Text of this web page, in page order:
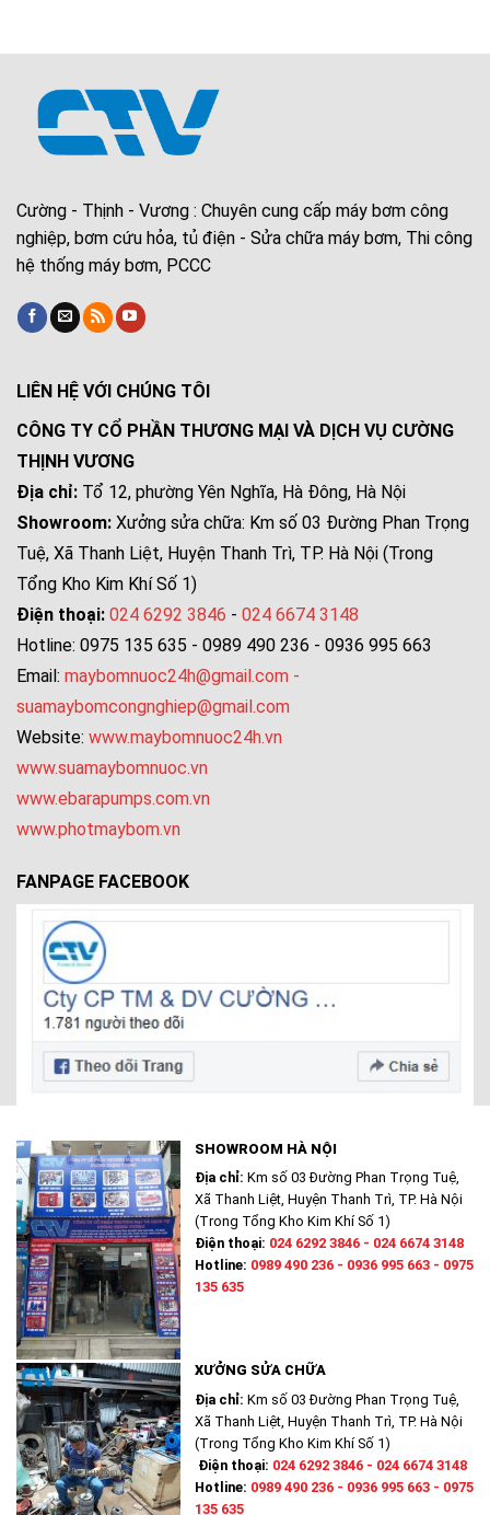
Cường - Thịnh - Vương : Chuyên cung cấp máy bơm công
nghiệp, bơm cứu hỏa, tủ điện - Sửa chữa máy bơm, Thi công
hệ thống máy bơm, PCCC
LIÊN HỆ VỚI CHÚNG TÔI
CÔNG TY CỔ PHẦN THƯƠNG MẠI VÀ DỊCH VỤ CƯỜNG
THỊNH VƯƠNG
Địa chỉ: Tổ 12, phường Yên Nghĩa, Hà Đông, Hà Nội
Showroom: Xưởng sửa chữa: Km số 03 Đường Phan Trọng
Tuệ, Xã Thanh Liệt, Huyện Thanh Trì, TP. Hà Nội (Trong
Tổng Kho Kim Khí Số 1)
Điện thoại: 024 6292 3846 - 024 6674 3148
Hotline: 0975 135 635 - 0989 490 236 - 0936 995 663
Email: maybomnuoc24h@gmail.com -
suamaybomcongnghiep@gmail.com
Website: www.maybomnuoc24h.vn
www.suamaybomnuoc.vn
www.ebarapumps.com.vn
www.photmaybom.vn
FANPAGE FACEBOOK
SHOWROOM HÀ NỘI
Địa chỉ: Km số 03 Đường Phan Trọng Tuệ,
Xã Thanh Liệt, Huyện Thanh Trì, TP. Hà Nội
(Trong Tổng Kho Kim Khí Số 1)
Điện thoại: 024 6292 3846 - 024 6674 3148
Hotline: 0989 490 236 - 0936 995 663 - 0975
135 635
XƯỞNG SỬA CHỮA
Địa chỉ: Km số 03 Đường Phan Trọng Tuệ,
Xã Thanh Liệt, Huyện Thanh Trì, TP. Hà Nội
(Trong Tổng Kho Kim Khí Số 1)
Điện thoại: 024 6292 3846 - 024 6674 3148
Hotline: 0989 490 236 - 0936 995 663 - 0975
135 635